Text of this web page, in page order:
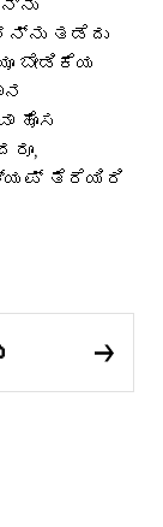
ತಡೆದು
ಬೇಡಿಕೆಯ
ಹೊಸ
ತೆರೆಯಿರಿ